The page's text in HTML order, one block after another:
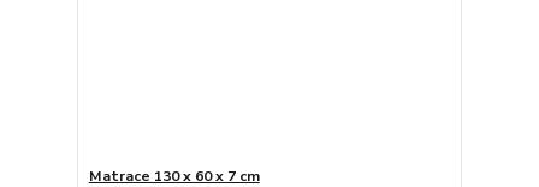
Matrace 130 x 60 x 7 cm